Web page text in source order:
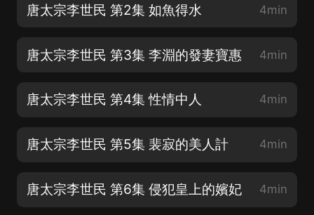
唐太宗李世民 第2集 如魚得水 4min
唐太宗李世民 第3集 李淵的發妻寶惠 4min
唐太宗李世民 第4集 性情中人 4min
唐太宗李世民 第5集 裴寂的美人計 4min
唐太宗李世民 第6集 侵犯皇上的嬪妃 4min